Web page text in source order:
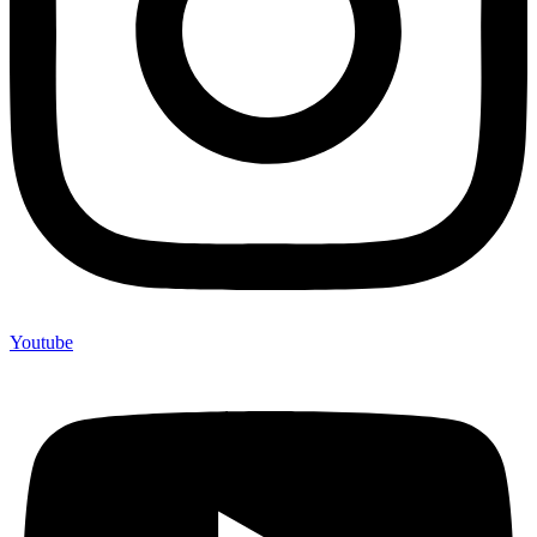
Youtube